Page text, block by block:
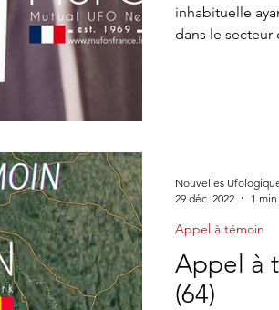
inhabituelle
dans le secteur
Appel à
(64)
Appel à témoin
Nouvelles
29 déc. 2022
1